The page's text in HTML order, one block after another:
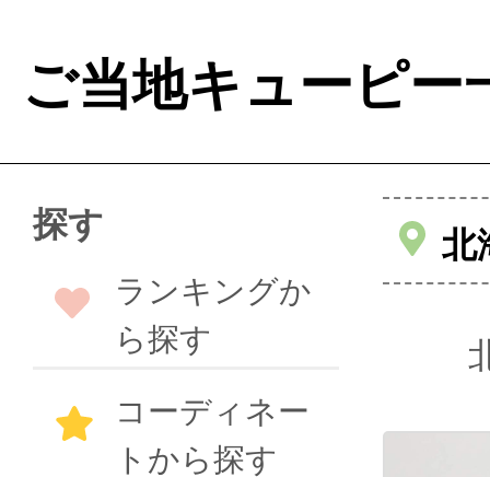
ご当地キューピー
探す
ランキングか
ら探す
コーディネー
トから探す
北